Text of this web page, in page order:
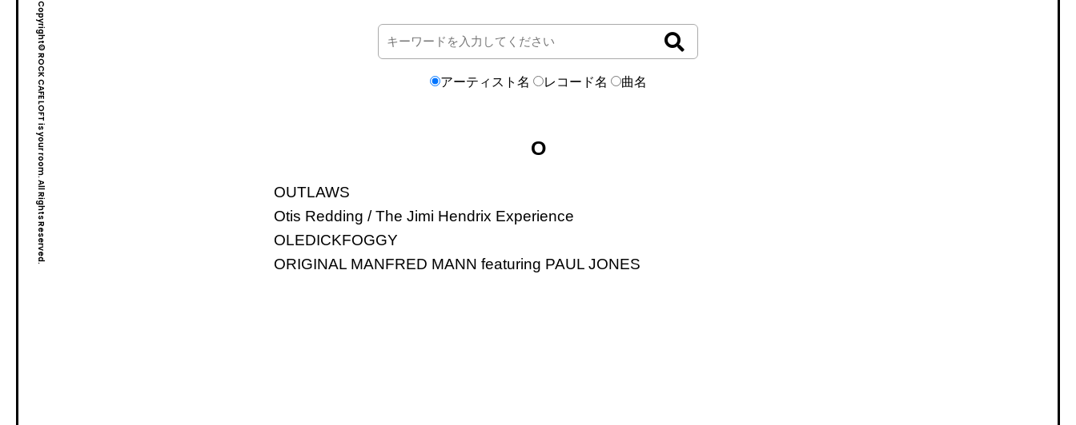
Copyright© ROCK CAFE LOFT is your room. All Rights Reserved. アーティスト名 レコード名 曲名
O
OUTLAWS
Otis Redding / The Jimi Hendrix Experience
OLEDICKFOGGY
ORIGINAL MANFRED MANN featuring PAUL JONES